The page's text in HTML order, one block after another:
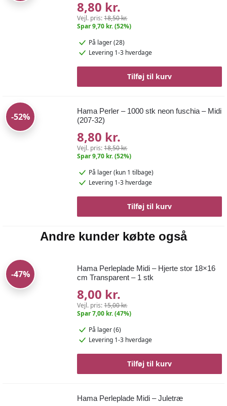
8,80 kr.
Vejl. pris:18,50 kr.
Spar 9,70 kr. (52%)
På lager (28)
Levering 1-3 hverdage
Tilføj til kurv
-52%
Hama Perler – 1000 stk neon fuschia – Midi
(207-32)
8,80 kr.
Vejl. pris:18,50 kr.
Spar 9,70 kr. (52%)
På lager(kun 1 tilbage)
Levering 1-3 hverdage
Tilføj til kurv
Andre kunder købte også
-47%
Hama Perleplade Midi – Hjerte stor 18×16
cm Transparent – 1 stk
8,00 kr.
Vejl. pris:15,00 kr.
Spar 7,00 kr. (47%)
På lager (6)
Levering 1-3 hverdage
Tilføj til kurv
Hama Perleplade Midi – Juletræ